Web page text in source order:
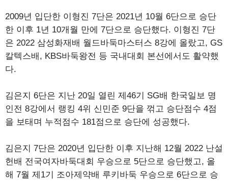
2009년 입단한 이형진 7단은 2021년 10월 6단으로 승단
한 이후 1년 10개월 만에 7단으로 승단했다. 이형진 7단
은 2022 삼성화재배 월드바둑마스터스 8강에 올랐고, GS
칼텍스배, KBS바둑왕전 등 국내대회 본선에서도 활약했
다.
김은지 6단은 지난 20일 열린 제46기 SG배 한국일보 명
인전 8강에서 랭킹 4위 신민준 9단을 꺾고 승단점수 4점
을 보태며 누적점수 181점으로 승단에 성공했다.
김은지 7단은 2020년 입단한 이후 지난해 12월 2022 난설
헌배 전국여자바둑대회 우승으로 5단으로 승단했고, 올
해 7월 제1기 조아제약배 루키바둑 우승으로 6단으로 승